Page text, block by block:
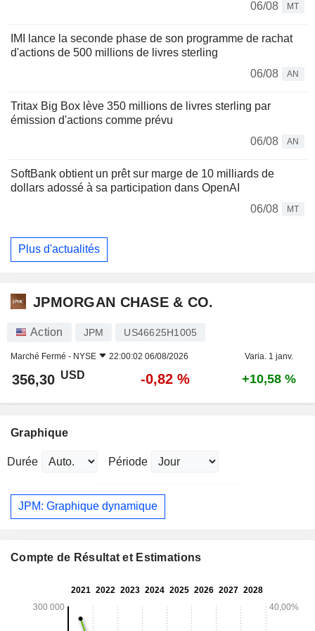
06/08 MT
IMI lance la seconde phase de son programme de rachat
d'actions de 500 millions de livres sterling
06/08
AN
Tritax Big Box lève 350 millions de livres sterling par
émission d'actions comme prévu
06/08
AN
SoftBank obtient un prêt sur marge de 10 milliards de
dollars adossé à sa participation dans OpenAI
06/08
MT
Plus d'actualités
JPMORGAN CHASE & CO.
Action JPM US46625H1005
Marché Fermé - NYSE 22:00:02 06/08/2026 Varia. 1 janv.
356,30 USD -0,82 % +10,58 %
Graphique
Durée Période
JPM: Graphique dynamique
Compte de Résultat et Estimations